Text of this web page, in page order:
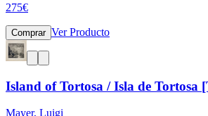
275€
Comprar Ver Producto
Island of Tortosa / Isla de Tortosa
Mayer, Luigi